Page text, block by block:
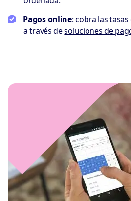
Pagos online: cobra las
a través desoluciones de